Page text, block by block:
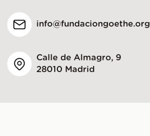
info@fundaciongoethe.org
Calle de Almagro, 9
28010 Madrid